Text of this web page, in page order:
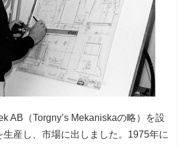
AB（Torgny’s Mekaniskaの略）を設
生産し、市場に出しました。1975年に